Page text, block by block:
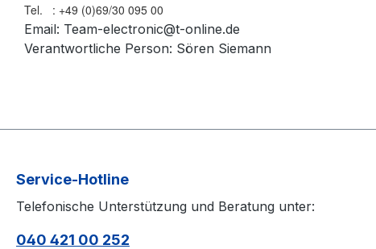
Tel. : +49 (0)69/30 095 00
Email: Team-electronic@t-online.de
Verantwortliche Person: Sören Siemann
Service-Hotline
Telefonische Unterstützung und Beratung unter:
040 421 00 252